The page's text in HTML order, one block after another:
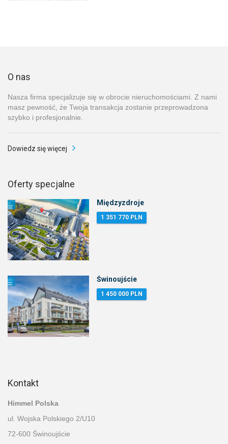
O nas
Nasza firma specjalizuje się w obrocie nieruchomościami. Z nami
masz pewność, że Twoja transakcja zostanie przeprowadzona
szybko i profesjonalnie.
Dowiedz się więcej
Oferty specjalne
Międzyzdroje
1 351 770 PLN
Świnoujście
1 450 000 PLN
Kontakt
Himmel Polska
ul. Wojska Polskiego 2/U10
72-600 Świnoujście